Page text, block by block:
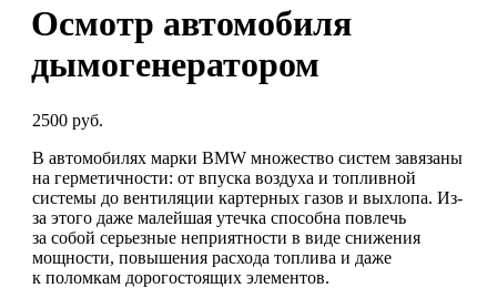
Осмотр автомобиля
дымогенератором
2500 руб.
В автомобилях марки BMW множество систем завязаны
на герметичности: от впуска воздуха и топливной
системы до вентиляции картерных газов и выхлопа. Из-
за этого даже малейшая утечка способна повлечь
за собой серьезные неприятности в виде снижения
мощности, повышения расхода топлива и даже
к поломкам дорогостоящих элементов.